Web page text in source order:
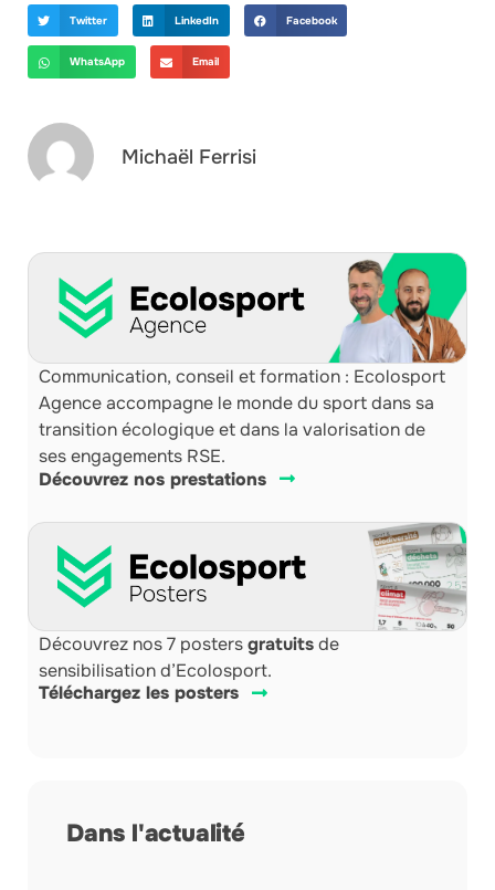
Twitter LinkedIn Facebook
WhatsApp Email
Michaël Ferrisi
Communication, conseil et formation : Ecolosport
Agence accompagne le monde du sport dans sa
transition écologique et dans la valorisation de
ses engagements RSE.
Découvrez nos prestations
Découvrez nos 7 postersgratuitsde
sensibilisation d’Ecolosport.
Téléchargez les posters
Dans l'actualité